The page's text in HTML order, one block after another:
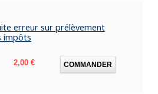
erreur sur prélèvement
impôts
Prix
2,00 € COMMANDER